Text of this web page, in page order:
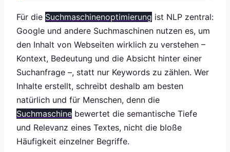
Für die Suchmaschinenoptimierung ist NLP zentral:
Google und andere Suchmaschinen nutzen es, um
den Inhalt von Webseiten wirklich zu verstehen –
Kontext, Bedeutung und die Absicht hinter einer
Suchanfrage –, statt nur Keywords zu zählen. Wer
Inhalte erstellt, schreibt deshalb am besten
natürlich und für Menschen, denn die
Suchmaschine bewertet die semantische Tiefe
und Relevanz eines Textes, nicht die bloße
Häufigkeit einzelner Begriffe.